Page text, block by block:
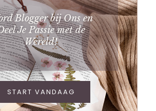
Blogger bij Ons en
Je Passie met de
Wereld!
START VANDAAG